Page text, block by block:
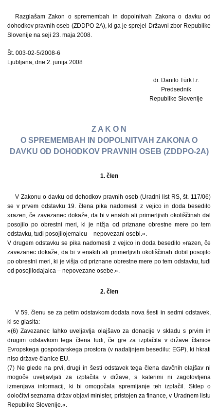
Razglašam Zakon o spremembah in dopolnitvah Zakona o davku od
dohodkov pravnih oseb (ZDDPO-2A), ki ga je sprejel Državni zbor Republike
Slovenije na seji 23. maja 2008.
Št. 003-02-5/2008-6
Ljubljana, dne 2. junija 2008
dr. Danilo Türk l.r.
Predsednik
Republike Slovenije
Z A K O N
O SPREMEMBAH IN DOPOLNITVAH ZAKONA O
DAVKU OD DOHODKOV PRAVNIH OSEB (ZDDPO-2A)
1. člen
V Zakonu o davku od dohodkov pravnih oseb (Uradni list RS, št. 117/06)
se v prvem odstavku 19. člena pika nadomesti z vejico in doda besedilo
»razen, če zavezanec dokaže, da bi v enakih ali primerljivih okoliščinah dal
posojilo po obrestni meri, ki je nižja od priznane obrestne mere po tem
odstavku, tudi posojilojemalcu – nepovezani osebi.«.
V drugem odstavku se pika nadomesti z vejico in doda besedilo »razen, če
zavezanec dokaže, da bi v enakih ali primerljivih okoliščinah dobil posojilo
po obrestni meri, ki je višja od priznane obrestne mere po tem odstavku, tudi
od posojilodajalca – nepovezane osebe.«.
2. člen
V 59. členu se za petim odstavkom dodata nova šesti in sedmi odstavek,
ki se glasita:
»(6) Zavezanec lahko uveljavlja olajšavo za donacije v skladu s prvim in
drugim odstavkom tega člena tudi, če gre za izplačila v države članice
Evropskega gospodarskega prostora (v nadaljnjem besedilu: EGP), ki hkrati
niso države članice EU.
(7) Ne glede na prvi, drugi in šesti odstavek tega člena davčnih olajšav ni
mogoče uveljavljati za izplačila v države, s katerimi ni zagotovljena
izmenjava informacij, ki bi omogočala spremljanje teh izplačil. Sklep o
določitvi seznama držav objavi minister, pristojen za finance, v Uradnem listu
Republike Slovenije.«.